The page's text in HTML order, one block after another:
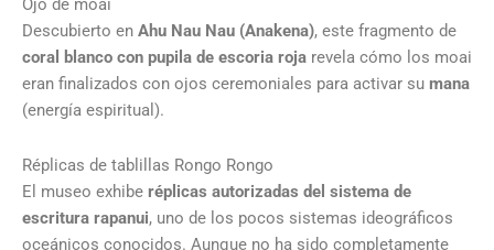
Ojo de moai
Descubierto en Ahu Nau Nau (Anakena), este fragmento de
coral blanco con pupila de escoria roja revela cómo los moai
eran finalizados con ojos ceremoniales para activar su mana
(energía espiritual).
Réplicas de tablillas Rongo Rongo
El museo exhibe réplicas autorizadas del sistema de
escritura rapanui, uno de los pocos sistemas ideográficos
oceánicos conocidos. Aunque no ha sido completamente